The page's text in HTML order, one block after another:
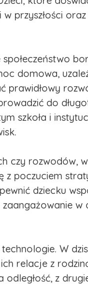
przyszłości
domowa,
do
szkoła i
czy rozwodów,
z poczuciem
dziecku
w
W
relacje z
z